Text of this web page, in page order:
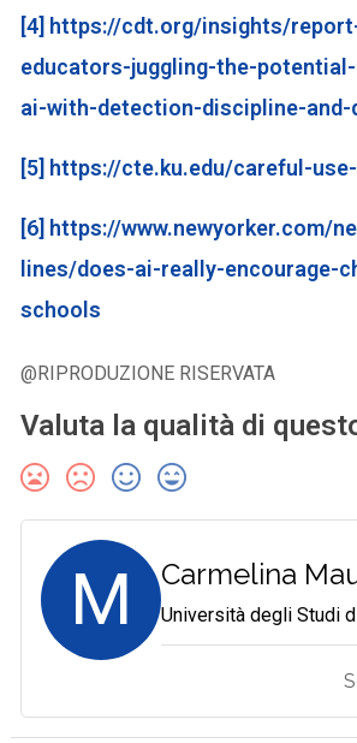
[4] https://cdt.org/insights/
educators-juggling-the-
ai-with-detection-discipline-
[5] https://cte.ku.edu/careful-
[6] https://www.newyorker.com/
lines/does-ai-really-encourage-
schools
@RIPRODUZIONE RISERVATA
Valuta la qualità di
M Carmelina
Università degli Studi